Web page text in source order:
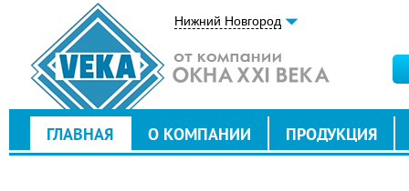
Нижний Новгород
ГЛАВНАЯ О КОМПАНИИ ПРОДУКЦИЯ